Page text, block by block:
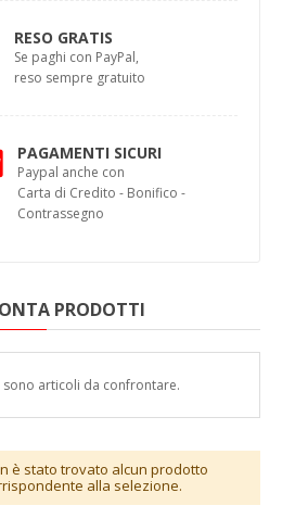
RESO GRATIS
Se paghi con PayPal,
reso sempre gratuito
PAGAMENTI SICURI
Paypal anche con
Carta di Credito - Bonifico -
Contrassegno
PRODOTTI
sono articoli da confrontare.
è stato trovato alcun prodotto
alla selezione.